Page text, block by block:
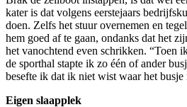
kater is dat volgens eerstejaars
doen. Zelfs het stuur overnemen en
hem goed af te gaan, ondanks dat het
het vanochtend even schrikken. “Toen
de sporthal stapte ik zo één of ander
besefte ik dat ik niet wist waar het
Eigen slaapplek